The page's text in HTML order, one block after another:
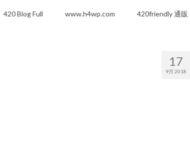
420 Blog Full www.h4wp.com 420friendly 通販
17
9月 2018